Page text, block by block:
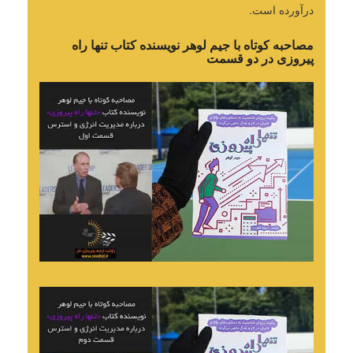
درآورده است.
مصاحبه کوتاه با جیم لوهر نویسنده کتاب تنها راه
پیروزی در دو قسمت